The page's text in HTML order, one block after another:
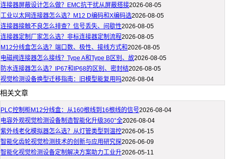
连接器屏蔽设计怎么做？EMC抗干扰从屏蔽搭接2026-08-05
工业以太网连接器怎么选？M12 D编码和X编码选2026-08-05
连接器接触不良怎么排查？信号丢失、间歇性2026-08-05
连接器定制厂家怎么选？非标连接器定制流程2026-08-05
M12分线盒怎么选？端口数、极性、接线方式和2026-08-05
电磁阀连接器怎么接线？Type A和Type B区别、故2026-08-05
防水连接器怎么选？IP67和IP68的区别、密封结2026-08-05
视觉检测设备换型迁移指南：旧模型能复用吗2026-08-04
相关文章
PLC控制柜M12分线盒：从160根线到16根线的信号2026-08-04
电容外观视觉检测设备制造智能化升级360°全2026-08-04
紫外线老化模拟器怎么选？从灯管类型到温控2026-06-15
智能化齿轮视觉检测技术的创新与应用研究探2026-06-09
智能化视觉检测设备定制解决方案助力工业升2026-05-11